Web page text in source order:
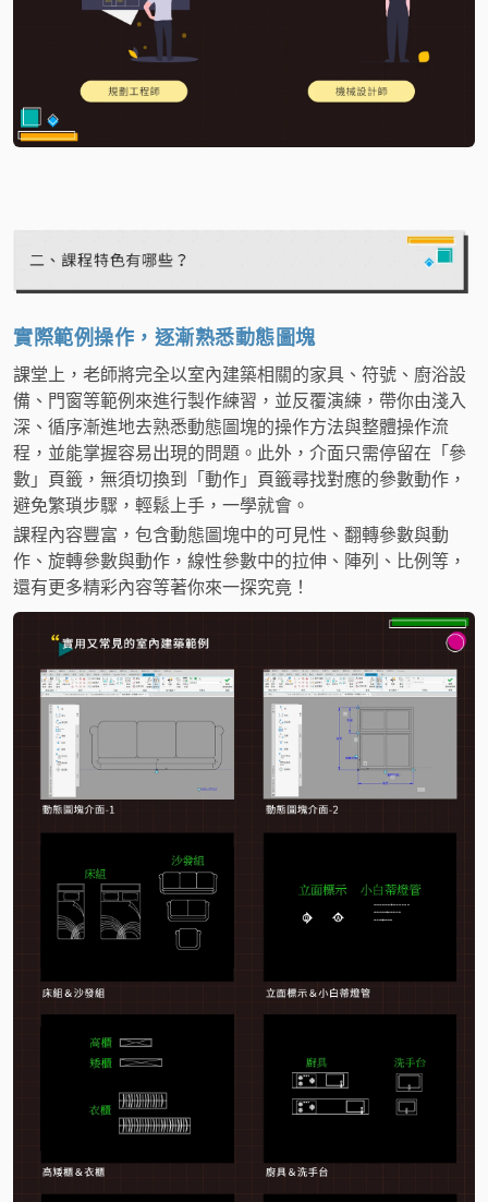
實際範例操作，逐漸熟悉動態圖塊
課堂上，老師將完全以室內建築相關的家具、符號、廚浴設
備、門窗等範例來進行製作練習，並反覆演練，帶你由淺入
深、循序漸進地去熟悉動態圖塊的操作方法與整體操作流
程，並能掌握容易出現的問題。此外，介面只需停留在「參
數」頁籤，無須切換到「動作」頁籤尋找對應的參數動作，
避免繁瑣步驟，輕鬆上手，一學就會。
課程內容豐富，包含動態圖塊中的可見性、翻轉參數與動
作、旋轉參數與動作，線性參數中的拉伸、陣列、比例等，
還有更多精彩內容等著你來一探究竟！